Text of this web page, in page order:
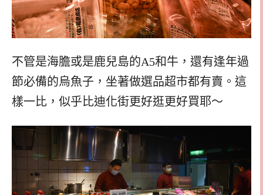
不管是海膽或是鹿兒島的A5和牛，還有逢年過
節必備的烏魚子，坐著做選品超市都有賣。這
樣一比，似乎比迪化街更好逛更好買耶～